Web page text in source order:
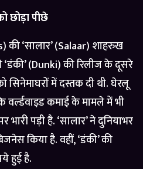
छोड़ा पीछे
की ‘सालार’ (Salaar) शाहरुख
(Dunki) की रिलीज के दूसरे
सिनेमाघरों में दस्तक दी थी. घेरलू
कमाई के मामले में भी
भारी पड़ी है. ‘सालार’ ने दुनियाभर
किया है. वहीं, ‘डंकी’ की
हुई है.